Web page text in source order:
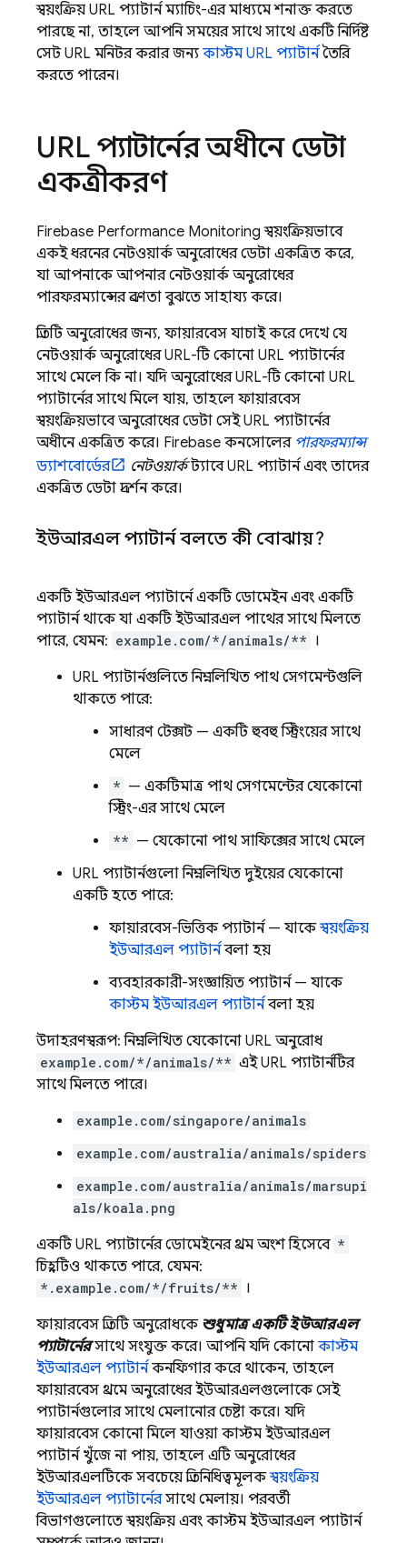
স্বয়ংক্রিয় URL প্যাটার্ন ম্যাচিং-এর মাধ্যমে শনাক্ত করতে
পারছে না, তাহলে আপনি সময়ের সাথে সাথে একটি নির্দিষ্ট
সেট URL মনিটর করার জন্য কাস্টম URL প্যাটার্নতৈরি
করতে পারেন।
URL প্যাটার্নের অধীনে ডেটা
একত্রীকরণ
Firebase Performance Monitoring স্বয়ংক্রিয়ভাবে
একই ধরনের নেটওয়ার্ক অনুরোধের ডেটা একত্রিত করে,
যা আপনাকে আপনার নেটওয়ার্ক অনুরোধের
পারফরম্যান্সের প্রবণতা বুঝতে সাহায্য করে।
প্রতিটি অনুরোধের জন্য, ফায়ারবেস যাচাই করে দেখে যে
নেটওয়ার্ক অনুরোধের URL-টি কোনো URL প্যাটার্নের
সাথে মেলে কি না। যদি অনুরোধের URL-টি কোনো URL
প্যাটার্নের সাথে মিলে যায়, তাহলে ফায়ারবেস
স্বয়ংক্রিয়ভাবে অনুরোধের ডেটা সেই URL প্যাটার্নের
অধীনে একত্রিত করে। Firebase কনসোলের পারফরম্যান্স
ড্যাশবোর্ডের
নেটওয়ার্কট্যাবে URL প্যাটার্ন এবং তাদের
একত্রিত ডেটা প্রদর্শন করে।
ইউআরএল প্যাটার্ন বলতে কী বোঝায়?
একটি ইউআরএল প্যাটার্নে একটি ডোমেইন এবং একটি
প্যাটার্ন থাকে যা একটি ইউআরএল পাথের সাথে মিলতে
পারে, যেমন: example.com/*/animals/** ।
URL প্যাটার্নগুলিতে নিম্নলিখিত পাথ সেগমেন্টগুলি
থাকতে পারে:
সাধারণ টেক্সট — একটি হুবহু স্ট্রিংয়ের সাথে
মেলে
* — একটিমাত্র পাথ সেগমেন্টের যেকোনো
স্ট্রিং-এর সাথে মেলে
** — যেকোনো পাথ সাফিক্সের সাথে মেলে
URL প্যাটার্নগুলো নিম্নলিখিত দুইয়ের যেকোনো
একটি হতে পারে:
ফায়ারবেস-ভিত্তিক প্যাটার্ন — যাকেস্বয়ংক্রিয়
ইউআরএল প্যাটার্নবলা হয়
ব্যবহারকারী-সংজ্ঞায়িত প্যাটার্ন — যাকে
কাস্টম ইউআরএল প্যাটার্নবলা হয়
উদাহরণস্বরূপ: নিম্নলিখিত যেকোনো URL অনুরোধ
example.com/*/animals/** এই URL প্যাটার্নটির
সাথে মিলতে পারে।
example.com/singapore/animals
example.com/australia/animals/spiders
example.com/australia/animals/marsupi
als/koala.png
একটি URL প্যাটার্নের ডোমেইনের প্রথম অংশ হিসেবে *
চিহ্নটিও থাকতে পারে, যেমন:
*.example.com/*/fruits/** ।
ফায়ারবেস প্রতিটি অনুরোধকে শুধুমাত্র একটি ইউআরএল
প্যাটার্নেরসাথে সংযুক্ত করে। আপনি যদি কোনো কাস্টম
ইউআরএল প্যাটার্নকনফিগার করে থাকেন, তাহলে
ফায়ারবেস প্রথমে অনুরোধের ইউআরএলগুলোকে সেই
প্যাটার্নগুলোর সাথে মেলানোর চেষ্টা করে। যদি
ফায়ারবেস কোনো মিলে যাওয়া কাস্টম ইউআরএল
প্যাটার্ন খুঁজে না পায়, তাহলে এটি অনুরোধের
ইউআরএলটিকে সবচেয়ে প্রতিনিধিত্বমূলকস্বয়ংক্রিয়
ইউআরএল প্যাটার্নেরসাথে মেলায়। পরবর্তী
বিভাগগুলোতে স্বয়ংক্রিয় এবং কাস্টম ইউআরএল প্যাটার্ন